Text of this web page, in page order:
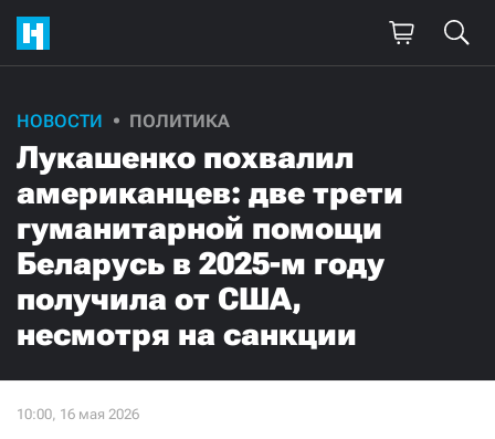
НОВОСТИ ПОЛИТИКА
Лукашенко похвалил
американцев: две трети
гуманитарной помощи
Беларусь в 2025-м году
получила от США,
несмотря на санкции